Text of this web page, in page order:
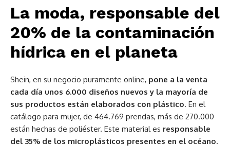
La moda, responsable del
20% de la contaminación
hídrica en el planeta
Shein, en su negocio puramente online, pone a la venta
cada día unos 6.000 diseños nuevos y la mayoría de
sus productos están elaborados con plástico. En el
catálogo para mujer, de 464.769 prendas, más de 270.000
están hechas de poliéster. Este material es responsable
del 35% de los microplásticos presentes en el océano.